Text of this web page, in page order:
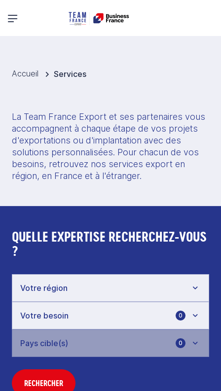
Menu principal
Accueil Services
La Team France Export et ses partenaires vous
accompagnent à chaque étape de vos projets
d'exportations ou d'implantation avec des
solutions personnalisées. Pour chacun de vos
besoins, retrouvez nos services export en
région, en France et à l'étranger.
QUELLE EXPERTISE RECHERCHEZ-VOUS
?
0
0
RECHERCHER